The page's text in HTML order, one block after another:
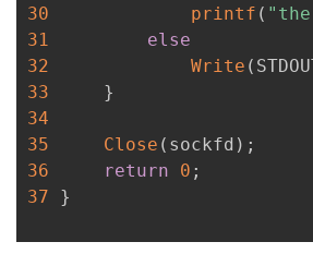
30
printf (
31
else
32
Write (
33
}
34
35
Close ( sockfd ) ;
36
return 0 ;
37
}